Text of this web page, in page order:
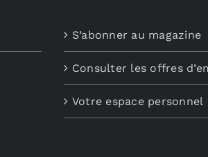
S’abonner au magazine
Consulter les offres
Votre espace personnel